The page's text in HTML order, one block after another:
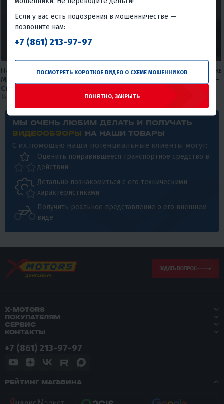
Насколько устойчива лодка
MISHIMO EXTRA LITE 325?
Смотрите сами!
🚤 Почему одни лодки
летят по воде, а другие —
12 июля 2026
МЫ ОЧЕНЬ ЛЮБИМ ДЕЛАТЬ И ПОЛУЧАТЬ
ВИДЕООБЗОРЫ НА НАШИ ТОВАРЫ
С их помощью наши потенциальные клиенты могут:
Оценить понравившееся транспортное средство в
действии
Детально познакомиться с его техническими
характеристиками
Получить реальное представление о его внешнем
виде
ЗАДАТЬ ВОПРОС
X-MOTORS
ПОКУПАТЕЛЯМ
СЕРВИС
КОНТАКТЫ
+7 (861) 213-97-97
РЕЙТИНГ МАГАЗИНА
Если у вас есть подозрения в мошенничестве —
позвоните нам:
+7 (861) 213-97-97
ПОСМОТРЕТЬ КОРОТКОЕ ВИДЕО О СХЕМЕ МОШЕННИКОВ
ПОНЯТНО, ЗАКРЫТЬ